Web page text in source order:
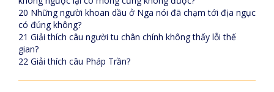
20 Những người khoan dầu ở Nga nói đã chạm tới địa ngục
có đúng không?
21 Giải thích câu người tu chân chính không thấy lỗi thế
gian?
22 Giải thích câu Pháp Trần?